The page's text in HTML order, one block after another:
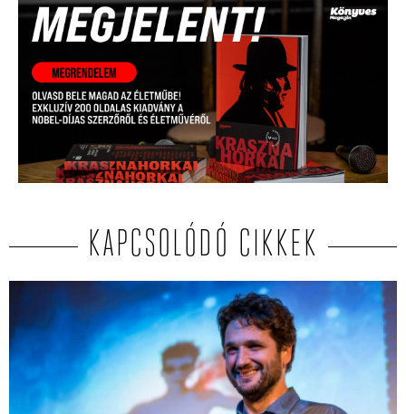
KAPCSOLÓDÓ CIKKEK